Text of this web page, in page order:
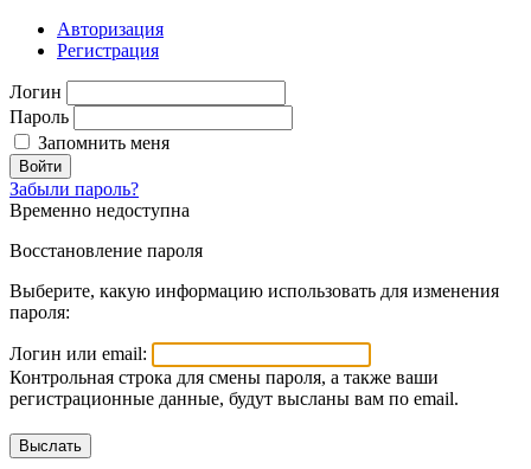
Авторизация
Регистрация
Логин
Пароль
Запомнить меня
Войти
Забыли пароль?
Временно недоступна
Восстановление пароля
Выберите, какую информацию использовать для изменения
пароля:
Логин или email:
Контрольная строка для смены пароля, а также ваши
регистрационные данные, будут высланы вам по email.